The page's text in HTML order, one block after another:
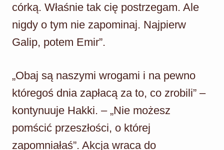
córką. Właśnie tak cię postrzegam. Ale
nigdy o tym nie zapominaj. Najpierw
Galip, potem Emir”.
„Obaj są naszymi wrogami i na pewno
któregoś dnia zapłacą za to, co zrobili” –
kontynuuje Hakki. – „Nie możesz
pomścić przeszłości, o której
zapomniałaś”. Akcja wraca do